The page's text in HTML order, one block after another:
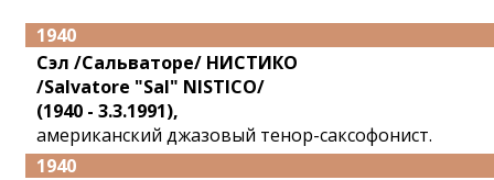
1940
Сэл /Сальваторе/ НИСТИКО
/Salvatore "Sal" NISTICO/
(1940 - 3.3.1991),
американский джазовый тенор-саксофонист.
1940